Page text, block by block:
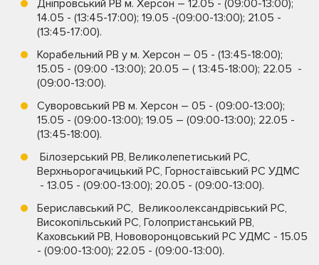
Дніпровський РВ м. Херсон – 12.05 - (09:00-13:00);
14.05 - (13:45-17:00); 19.05 -(09:00-13:00); 21.05 -
(13:45-17:00).
Корабельний РВ у м. Херсон – 05 - (13:45-18:00);
15.05 - (09:00 -13:00); 20.05 – ( 13:45-18:00); 22.05 -
(09:00-13:00).
Суворовський РВ м. Херсон – 05 - (09:00-13:00);
15.05 - (09:00-13:00); 19.05 – (09:00-13:00); 22.05 -
(13:45-18:00).
Білозерський РВ, Великолепетиський РС,
Верхньорогачицький РС, Горностаївський РС УДМС
- 13.05 - (09:00-13:00); 20.05 - (09:00-13:00).
Бериславський РС, Великоолександрівський РС,
Високопільський РС, Голопристанський РВ,
Каховський РВ, Нововоронцовський РС УДМС - 15.05
- (09:00-13:00); 22.05 - (09:00-13:00).